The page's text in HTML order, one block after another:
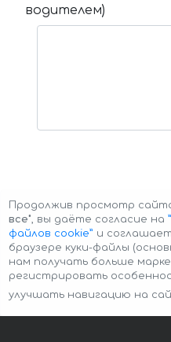
водителем)
Авторские права ©
Продолжив просмотр
все", вы даёте согласие на
файлов cookie” и
браузере куки-файлы
нам получать больше
регистрировать
улучшать навигацию на